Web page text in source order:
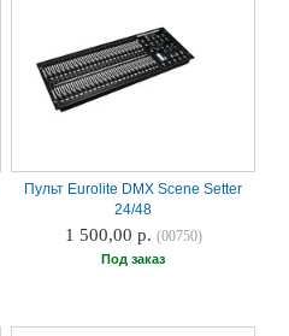
Пульт Eurolite DMX Scene Setter
24/48
1 500,00 р. (00750)
Под заказ